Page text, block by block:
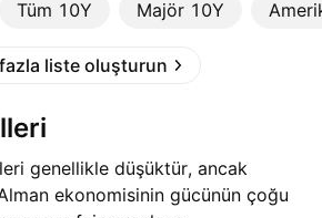
Tüm 10Y Majör 10Y
liste oluşturun
genellikle düşüktür, ancak
ekonomisinin gücünün çoğu